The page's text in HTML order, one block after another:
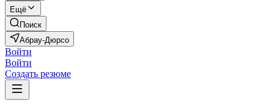
Ещё
Поиск
Абрау-Дюрсо
Войти
Войти
Создать резюме